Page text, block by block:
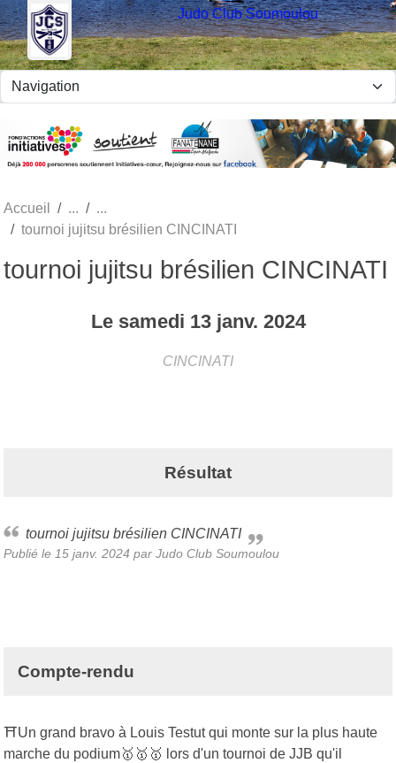
Judo Club Soumoulou
Accueil
tournoi jujitsu brésilien CINCINATI
tournoi jujitsu brésilien CINCINATI
Le samedi 13 janv. 2024
CINCINATI
Résultat
tournoi jujitsu brésilien CINCINATI
Publié le 15 janv. 2024 par Judo Club Soumoulou
Compte-rendu
⛩Un grand bravo à Louis Testut qui monte sur la plus haute
marche du podium🥇🥇🥇 lors d'un tournoi de JJB qu'il
Panneau de gestion des cookies